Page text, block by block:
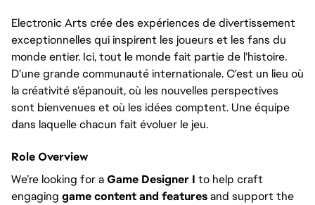
Electronic Arts crée des expériences de divertissement
exceptionnelles qui inspirent les joueurs et les fans du
monde entier. Ici, tout le monde fait partie de l’histoire.
D'une grande communauté internationale. C'est un lieu où
la créativité s’épanouit, où les nouvelles perspectives
sont bienvenues et où les idées comptent. Une équipe
dans laquelle chacun fait évoluer le jeu.
Role Overview
We’re looking for aGame Designer I to help craft
engaging game content and featuresand support the